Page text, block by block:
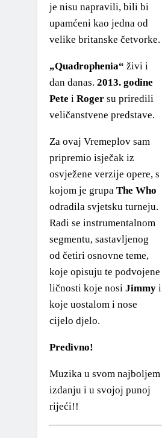
je nisu napravili, bili bi
upamćeni kao jedna od
velike britanske četvorke.
„Quadrophenia“ živi i
dan danas. 2013. godine
Pete i Roger su priredili
veličanstvene predstave.
Za ovaj Vremeplov sam
pripremio isječak iz
osvježene verzije opere, s
kojom je grupa The Who
odradila svjetsku turneju.
Radi se instrumentalnom
segmentu, sastavljenog
od četiri osnovne teme,
koje opisuju te podvojene
ličnosti koje nosi Jimmy i
koje uostalom i nose
cijelo djelo.
Predivno!
Muzika u svom najboljem
izdanju i u svojoj punoj
rijeći!!